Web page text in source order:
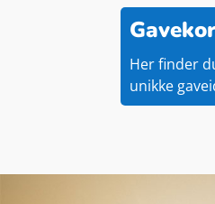
Her finder
unikke